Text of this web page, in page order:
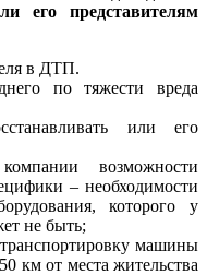
его представителям
в ДТП.
по тяжести вреда
или его
возможности
– необходимости
которого у
не быть;
машины
км от места жительства